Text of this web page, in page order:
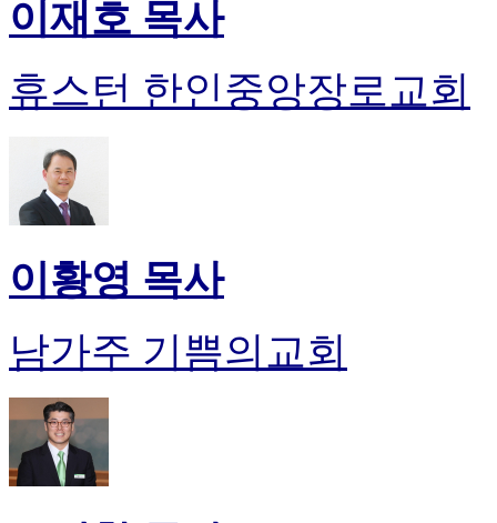
이재호 목사
휴스턴 한인중앙장로교회
이황영 목사
남가주 기쁨의교회